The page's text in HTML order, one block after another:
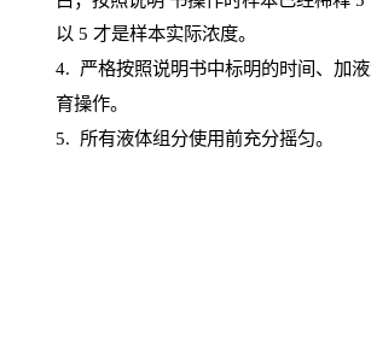
以 5 才是样本实际浓度。
4. 严格按照说明书中标明的时间、加
育操作。
5. 所有液体组分使用前充分摇匀。